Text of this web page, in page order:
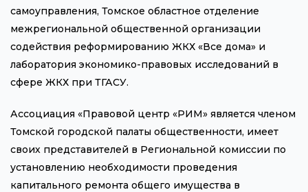
самоуправления, Томское областное отделение
межрегиональной общественной организации
содействия реформированию ЖКХ «Все дома» и
лаборатория экономико-правовых исследований в
сфере ЖКХ при ТГАСУ.
Ассоциация «Правовой центр «РИМ» является членом
Томской городской палаты общественности, имеет
своих представителей в Региональной комиссии по
установлению необходимости проведения
капитального ремонта общего имущества в